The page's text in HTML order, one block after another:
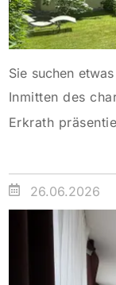
Inmitten des
Erkrath
Raumaufteilung
im Jahr 2000
bietet es auf
etwa 202 m²
Erdgeschoss
26.06.2026